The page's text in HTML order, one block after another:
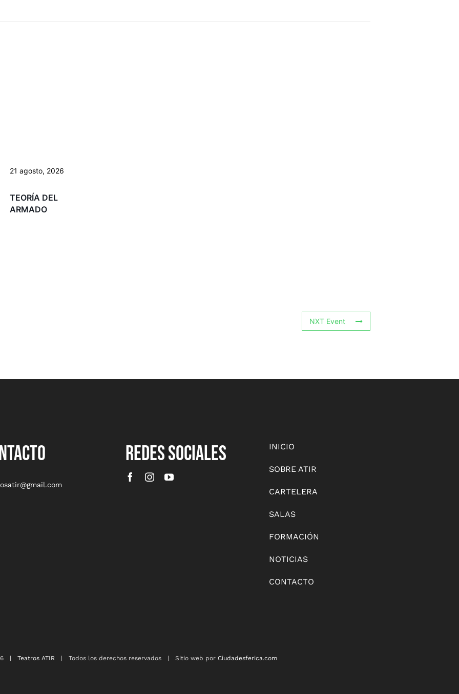
21 agosto, 2026
TEORÍA DEL
ARMADO
NXT Event
REDES SOCIALES INICIO
SOBRE ATIR
CARTELERA
SALAS
FORMACIÓN
NOTICIAS
CONTACTO
|Teatros ATIR | Todos los derechos reservados | Sitio web porCiudadesferica.com